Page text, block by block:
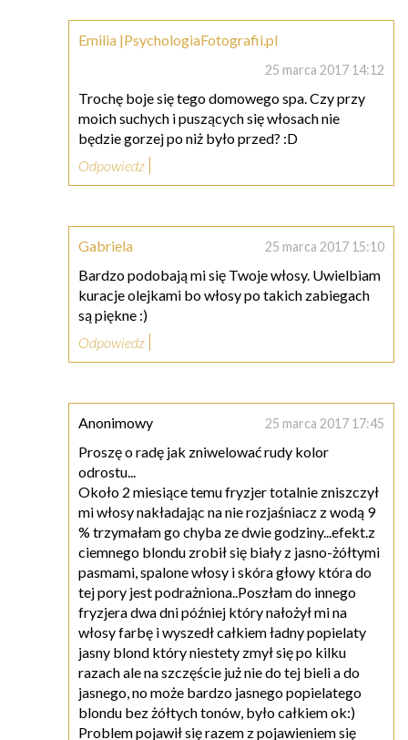
Emilia |PsychologiaFotografii.pl
25 marca 2017 14:12
Trochę boje się tego domowego spa. Czy przy
moich suchych i puszących się włosach nie
będzie gorzej po niż było przed? :D
Odpowiedz
Gabriela 25 marca 2017 15:10
Bardzo podobają mi się Twoje włosy. Uwielbiam
kuracje olejkami bo włosy po takich zabiegach
są piękne :)
Odpowiedz
Anonimowy 25 marca 2017 17:45
Proszę o radę jak zniwelować rudy kolor
odrostu...
Około 2 miesiące temu fryzjer totalnie zniszczył
mi włosy nakładając na nie rozjaśniacz z wodą 9
% trzymałam go chyba ze dwie godziny...efekt.z
ciemnego blondu zrobił się biały z jasno-żółtymi
pasmami, spalone włosy i skóra głowy która do
tej pory jest podrażniona..Poszłam do innego
fryzjera dwa dni później który nałożył mi na
włosy farbę i wyszedł całkiem ładny popielaty
jasny blond który niestety zmył się po kilku
razach ale na szczęście już nie do tej bieli a do
jasnego, no może bardzo jasnego popielatego
blondu bez żółtych tonów, było całkiem ok:)
Problem pojawił się razem z pojawieniem się